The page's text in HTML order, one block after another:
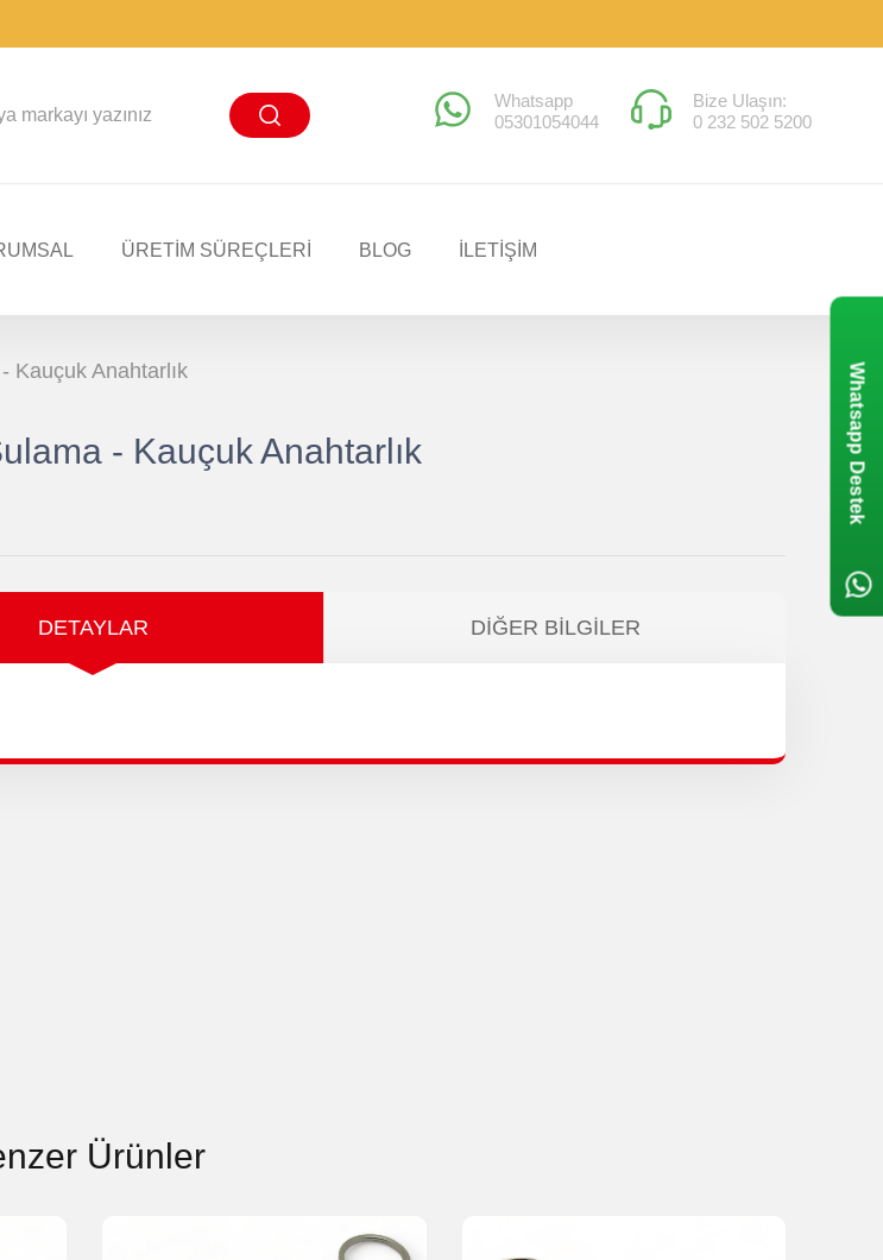
Whatsapp
05301054044
Bize Ulaşın:
0 232 502 5200
ÜRETIM SÜREÇLERI BLOG İLETİŞİM
Kauçuk Anahtarlık
- Kauçuk Anahtarlık
DETAYLAR DIĞER BILGILER
Ürünler
Whatsapp Destek